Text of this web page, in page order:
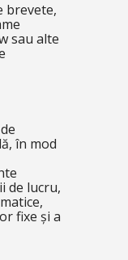
brevete,
sau alte
în mod
de lucru,
fixe și a